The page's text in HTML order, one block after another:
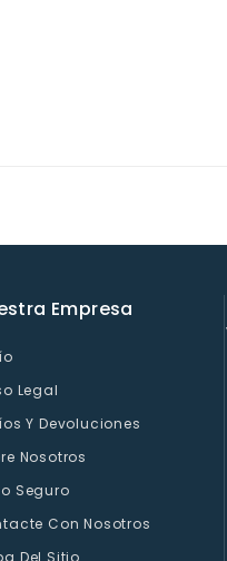
Empresa
Legal
Y Devoluciones
Nosotros
Seguro
Con Nosotros